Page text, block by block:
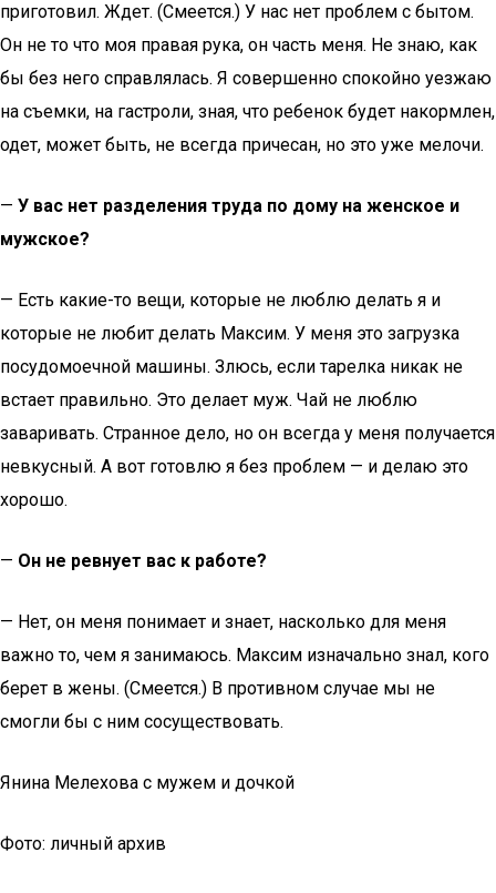
приготовил. Ждет. (Смеется.) У нас нет проблем с бытом.
Он не то что моя правая рука, он часть меня. Не знаю, как
бы без него справлялась. Я совершенно спокойно уезжаю
на съемки, на гастроли, зная, что ребенок будет накормлен,
одет, может быть, не всегда причесан, но это уже мелочи.
— У вас нет разделения труда по дому на женское и
мужское?
— Есть какие-то вещи, которые не люблю делать я и
которые не любит делать Максим. У меня это загрузка
посудомоечной машины. Злюсь, если тарелка никак не
встает правильно. Это делает муж. Чай не люблю
заваривать. Странное дело, но он всегда у меня получается
невкусный. А вот готовлю я без проблем — и делаю это
хорошо.
— Он не ревнует вас к работе?
— Нет, он меня понимает и знает, насколько для меня
важно то, чем я занимаюсь. Максим изначально знал, кого
берет в жены. (Смеется.) В противном случае мы не
смогли бы с ним сосуществовать.
Янина Мелехова с мужем и дочкой
Фото: личный архив